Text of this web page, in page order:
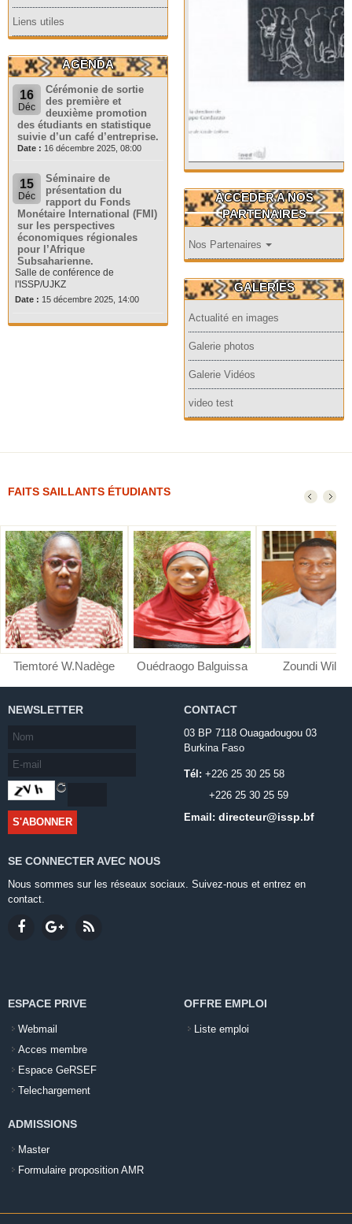
Liens utiles
AGENDA
16
Déc
Cérémonie de sortie
des première et
deuxième promotion
des étudiants en statistique
suivie d’un café d’entreprise.
Date : 16 décembre 2025, 08:00
15
Déc
Séminaire de
présentation du
rapport du Fonds
Monétaire International (FMI)
sur les perspectives
économiques régionales
pour l’Afrique
Subsaharienne.
Salle de conférence de
l'ISSP/UJKZ
Date : 15 décembre 2025, 14:00
ACCEDER A NOS
PARTENAIRES
Nos Partenaires
GALERIES
Actualité en images
Galerie photos
Galerie Vidéos
video test
FAITS SAILLANTS ÉTUDIANTS
Tiemtoré W.Nadège Ouédraogo Balguissa Zoundi
NEWSLETTER CONTACT
03 BP 7118 Ouagadougou 03
Burkina Faso
Tél: +226 25 30 25 58
+226 25 30 25 59
Email: directeur@issp.bf
SE CONNECTER AVEC NOUS
Nous sommes sur les réseaux sociaux. Suivez-nous et entrez en
contact.
ESPACE PRIVE
Webmail
Acces membre
Espace GeRSEF
Telechargement
OFFRE EMPLOI
Liste emploi
ADMISSIONS
Master
Formulaire proposition AMR